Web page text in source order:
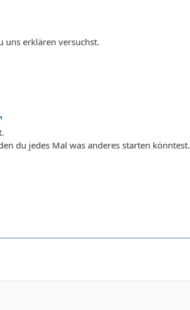
uns erklären versuchst.
du jedes Mal was anderes starten könntest.